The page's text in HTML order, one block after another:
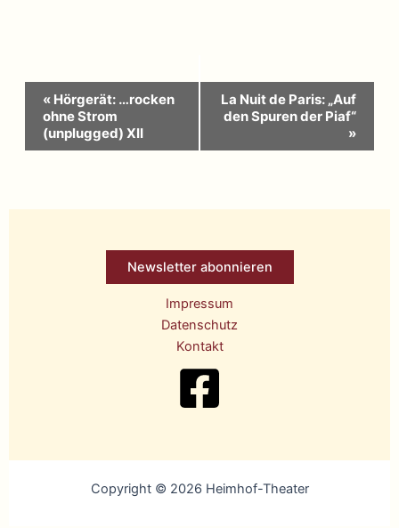
Veranstaltung-
Navigation
«Hörgerät: …rocken
ohne Strom
(unplugged) XII
La Nuit de Paris: „Auf
den Spuren der Piaf“
»
Newsletter abonnieren
Impressum
Datenschutz
Kontakt
Copyright © 2026 Heimhof-Theater